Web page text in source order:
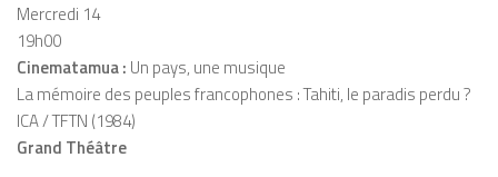
Mercredi 14
19h00
Cinematamua : Un pays, une musique
La mémoire des peuples francophones : Tahiti, le paradis perdu ?
ICA / TFTN (1984)
Grand Théâtre